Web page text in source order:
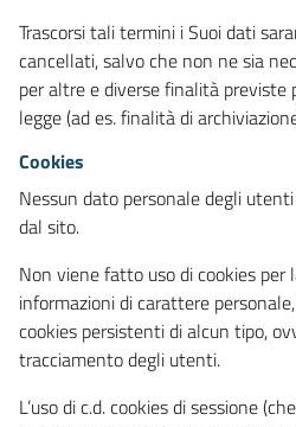
Trascorsi tali termini i Suoi dati
cancellati, salvo che non ne sia
per altre e diverse finalità previste
legge (ad es. finalità di
Cookies
Nessun dato personale degli
dal sito.
Non viene fatto uso di cookies per
informazioni di carattere
cookies persistenti di alcun tipo,
tracciamento degli utenti.
L’uso di c.d. cookies di sessione